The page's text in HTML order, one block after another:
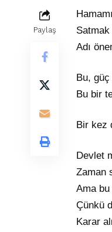
Paylaş
Adı
Bu,
Bu bir
Bir kez
Devlet
Zaman
Ama bu
Çünkü
Karar